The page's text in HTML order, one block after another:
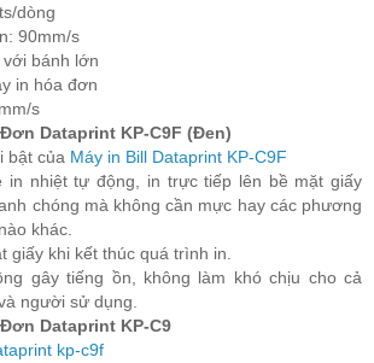
dòng
90mm/s
với bánh lớn
in hóa đơn
s
Dataprint KP-C9F (Đen)
bật của Máy in Bill Dataprint KP-C9F
in nhiệt tự động, in trực tiếp lên bề mặt giấy
chóng mà không cần mực hay các phương
khác.
giấy khi kết thúc quá trình in.
gây tiếng ồn, không làm khó chịu cho cả
người sử dụng.
Dataprint KP-C9
kp-c9f